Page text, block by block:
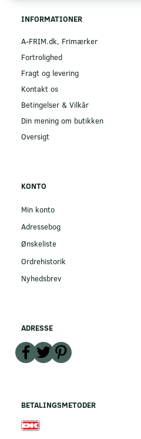
INFORMATIONER
A-FRIM.dk, Frimærker
Fortrolighed
Fragt og levering
Kontakt os
Betingelser & Vilkår
Din mening om butikken
Oversigt
KONTO
Min konto
Adressebog
Ønskeliste
Ordrehistorik
Nyhedsbrev
ADRESSE
BETALINGSMETODER